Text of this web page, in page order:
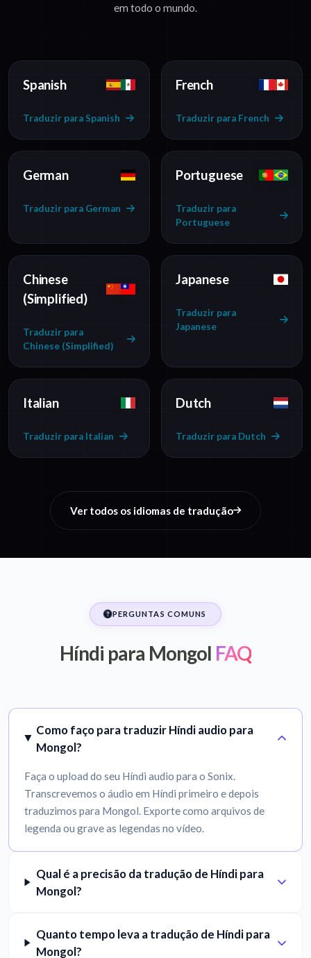
em todo o mundo.
Spanish
Traduzir para Spanish
French
Traduzir para French
German
Traduzir para German
Portuguese
Traduzir para
Portuguese
Chinese
(Simplified)
Traduzir para
Chinese (Simplified)
Japanese
Traduzir para
Japanese
Italian
Traduzir para Italian
Dutch
Traduzir para Dutch
Ver todos os idiomas de tradução
PERGUNTAS COMUNS
Híndi para Mongol FAQ
Como faço para traduzir Híndi audio para
Mongol?
Faça o upload do seu Híndi audio para o Sonix.
Transcrevemos o áudio em Híndi primeiro e depois
traduzimos para Mongol. Exporte como arquivos de
legenda ou grave as legendas no vídeo.
Qual é a precisão da tradução de Híndi para
Mongol?
Quanto tempo leva a tradução de Híndi para
Mongol?